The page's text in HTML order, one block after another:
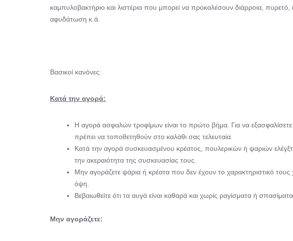
καμπυλοβακτήριο και λιστέρια που μπορεί να προκαλέσουν διάρροια, πυρετό,
αφυδάτωση κ.ά.
Βασικοί κανόνες:
Κατά την αγορά:
Η αγορά ασφαλών τροφίμων είναι το πρώτο βήμα. Για να
πρέπει να τοποθετηθούν στο καλάθι σας τελευταία.
Κατά την αγορά συσκευασμένου κρέατος, πουλερικών ή ψαριών
την ακεραιότητα της συσκευασίας τους.
Μην αγοράζετε ψάρια ή κρέατα που δεν έχουν το χαρακτηριστικό
όψη.
Βεβαιωθείτε ότι τα αυγά είναι καθαρά και χωρίς ραγίσματα ή
Μην αγοράζετε: